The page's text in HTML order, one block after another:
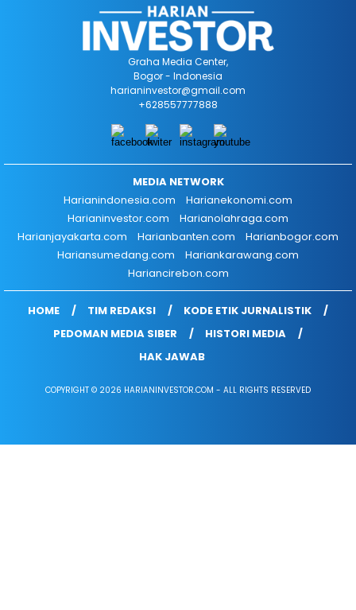
Graha Media Center,
Bogor - Indonesia
harianinvestor@gmail.com
+628557777888
MEDIA NETWORK
Harianindonesia.com
Harianekonomi.com
Harianinvestor.com
Harianolahraga.com
Harianjayakarta.com
Harianbanten.com
Harianbogor.com
Hariansumedang.com
Hariankarawang.com
Hariancirebon.com
HOME TIM REDAKSI
KODE ETIK JURNALISTIK
PEDOMAN MEDIA SIBER
HISTORI MEDIA
HAK JAWAB
COPYRIGHT © 2026 HARIANINVESTOR.COM - ALL RIGHTS RESERVED